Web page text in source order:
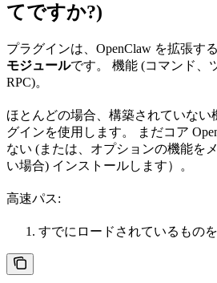
てですか?)
プラグインは、OpenClaw を拡張す
モジュールです。 機能 (コマンド、
RPC)。
ほとんどの場合、構築されていない
グインを使用します。 まだコア
ない (または、オプションの機能を
い場合) インストールします）。
高速パス:
すでにロードされているものを